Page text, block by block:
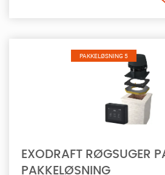
PAKKELØSNING 5
EXODRAFT RØGSUGER
PAKKELØSNING